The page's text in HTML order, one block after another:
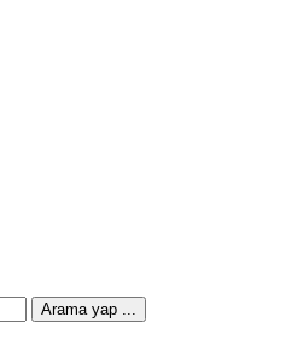
Arama yap ...